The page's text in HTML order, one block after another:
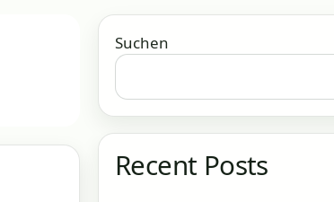
Suchen
Recent Posts